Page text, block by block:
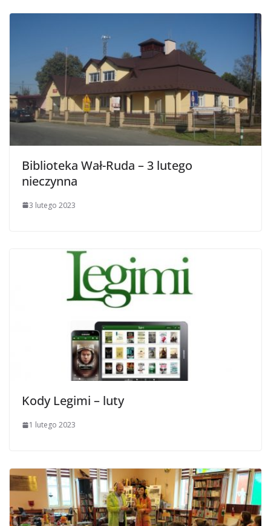
Biblioteka Wał-Ruda – 3 lutego
nieczynna
3 lutego 2023
Kody Legimi – luty
1 lutego 2023